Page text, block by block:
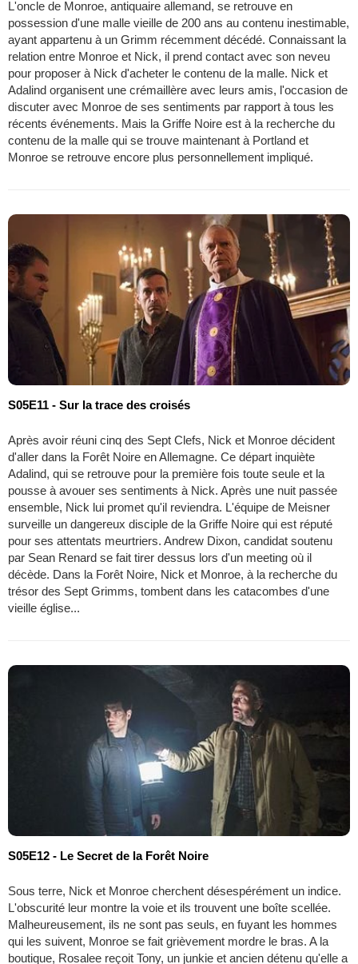
L'oncle de Monroe, antiquaire allemand, se retrouve en
possession d'une malle vieille de 200 ans au contenu inestimable,
ayant appartenu à un Grimm récemment décédé. Connaissant la
relation entre Monroe et Nick, il prend contact avec son neveu
pour proposer à Nick d'acheter le contenu de la malle. Nick et
Adalind organisent une crémaillère avec leurs amis, l'occasion de
discuter avec Monroe de ses sentiments par rapport à tous les
récents événements. Mais la Griffe Noire est à la recherche du
contenu de la malle qui se trouve maintenant à Portland et
Monroe se retrouve encore plus personnellement impliqué.
S05E11 - Sur la trace des croisés
Après avoir réuni cinq des Sept Clefs, Nick et Monroe décident
d'aller dans la Forêt Noire en Allemagne. Ce départ inquiète
Adalind, qui se retrouve pour la première fois toute seule et la
pousse à avouer ses sentiments à Nick. Après une nuit passée
ensemble, Nick lui promet qu'il reviendra. L'équipe de Meisner
surveille un dangereux disciple de la Griffe Noire qui est réputé
pour ses attentats meurtriers. Andrew Dixon, candidat soutenu
par Sean Renard se fait tirer dessus lors d'un meeting où il
décède. Dans la Forêt Noire, Nick et Monroe, à la recherche du
trésor des Sept Grimms, tombent dans les catacombes d'une
vieille église...
S05E12 - Le Secret de la Forêt Noire
Sous terre, Nick et Monroe cherchent désespérément un indice.
L'obscurité leur montre la voie et ils trouvent une boîte scellée.
Malheureusement, ils ne sont pas seuls, en fuyant les hommes
qui les suivent, Monroe se fait grièvement mordre le bras. A la
boutique, Rosalee reçoit Tony, un junkie et ancien détenu qu'elle a